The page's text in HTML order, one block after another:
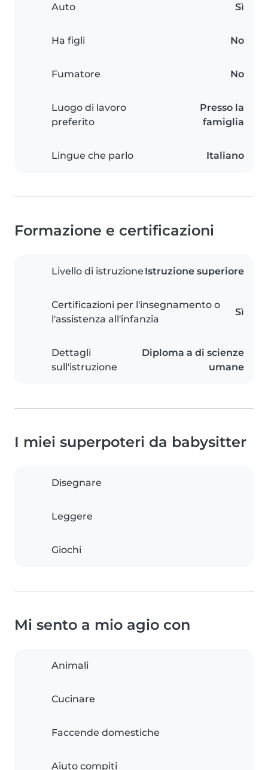
Auto Sì
Ha figli No
Fumatore No
Luogo di lavoro
preferito
Presso la
famiglia
Lingue che parlo Italiano
Formazione e certificazioni
Livello di istruzione Istruzione superiore
Certificazioni per l'insegnamento o
l'assistenza all'infanzia
Sì
Dettagli
sull'istruzione
Diploma a di scienze
umane
I miei superpoteri da babysitter
Disegnare
Leggere
Giochi
Mi sento a mio agio con
Animali
Cucinare
Faccende domestiche
Aiuto compiti